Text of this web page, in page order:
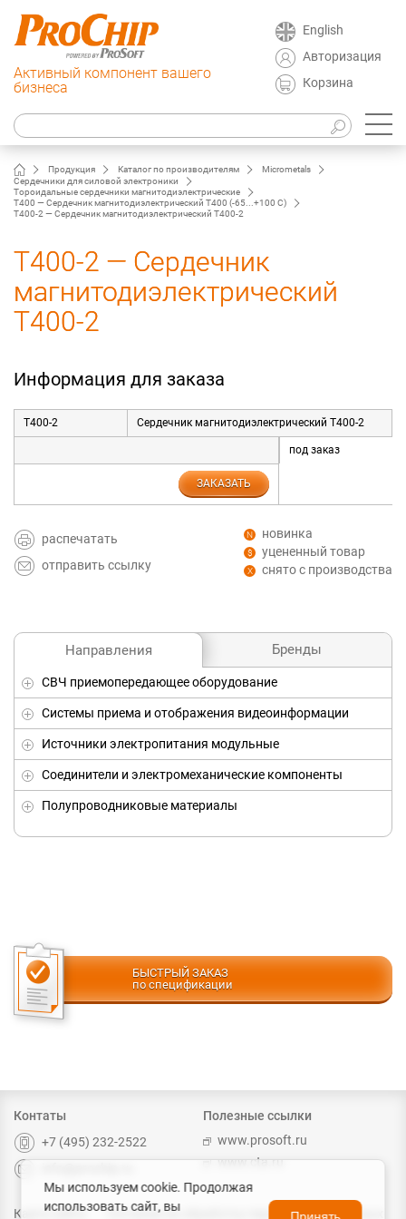
Активный компонент вашего
бизнеса
English
Авторизация
Корзина
Продукция Каталог по производителям
Micrometals
Сердечники для силовой электроники
Тороидальные сердечники магнитодиэлектрические
T400 — Сердечник магнитодиэлектрический T400 (-65...+100 C)
T400-2 — Сердечник магнитодиэлектрический T400-2
Направления Бренды
СВЧ приемопередающее оборудование
Системы приема и отображения видеоинформации
Источники электропитания модульные
Соединители и электромеханические компоненты
Полупроводниковые материалы
БЫСТРЫЙ ЗАКАЗ
по спецификации
T400-2 — Сердечник
магнитодиэлектрический
T400-2
Информация для заказа
T400-2 Сердечник магнитодиэлектрический T400-2
под заказ
ЗАКАЗАТЬ
распечатать
отправить ссылку
новинка
уцененный товар
снято с производства
Контаты
+7 (495) 232-2522
Полезные ссылки
www.prosoft.ru
www.cta.ru
Карта сайта Согласие на обработку персональных данных
Мы используем cookie. Продолжая
использовать сайт, вы